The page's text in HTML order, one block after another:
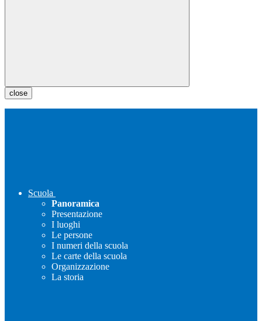
close
Scuola
Panoramica
Presentazione
I luoghi
Le persone
I numeri della scuola
Le carte della scuola
Organizzazione
La storia